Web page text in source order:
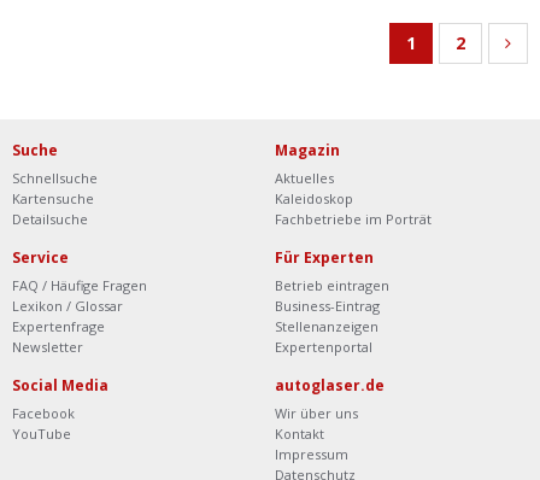
1 2
Suche
Schnellsuche
Kartensuche
Detailsuche
Magazin
Aktuelles
Kaleidoskop
Fachbetriebe im Porträt
Service
FAQ / Häufige Fragen
Lexikon / Glossar
Expertenfrage
Newsletter
Für Experten
Betrieb eintragen
Business-Eintrag
Stellenanzeigen
Expertenportal
Social Media
Facebook
YouTube
autoglaser.de
Wir über uns
Kontakt
Impressum
Datenschutz